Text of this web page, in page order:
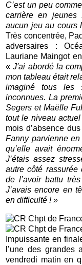
C’est un peu
carrière en jeunes
aucun jeu au cours
Très concentrée,
adversaires :
Lauriane Maingot
«J'ai abordé la
mon tableau était
imaginé tous les
inconnues. La
Segers et Maëlle
tout le niveau
mois d’absence
Fanny parvienne
qu’elle avait
J’étais assez
autre côté rassurée
de l’avoir battu
J’avais encore en
en difficulté ! »
Impuissante en
l’une des grandes
vendredi matin en